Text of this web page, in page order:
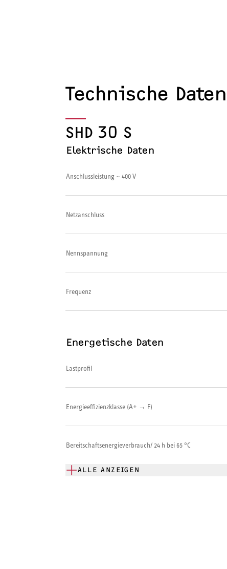
Technische Daten
SHD 30 S
Elektrische Daten
Anschlussleistung ~ 400 V
Netzanschluss
Nennspannung
Frequenz
Energetische Daten
Lastprofil
Energieeffizienzklasse (A+ → F)
Bereitschaftsenergieverbrauch/ 24 h bei 65 °C
ALLE ANZEIGEN